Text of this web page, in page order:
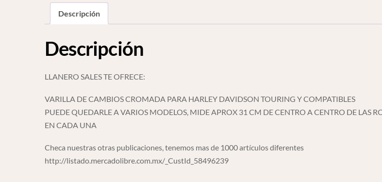
Descripción
Descripción
LLANERO SALES TE OFRECE:
VARILLA DE CAMBIOS CROMADA PARA HARLEY DAVIDSON TOURING Y COMPATIBLES
PUEDE QUEDARLE A VARIOS MODELOS, MIDE APROX 31 CM DE CENTRO A CENTRO DE LAS
EN CADA UNA
Checa nuestras otras publicaciones, tenemos mas de 1000 artículos diferentes
http://listado.mercadolibre.com.mx/_CustId_58496239